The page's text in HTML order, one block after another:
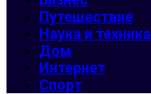
Путешествие
Наука и техника
Дом
Интернет
Спорт